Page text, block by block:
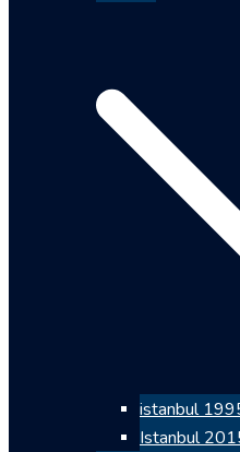
istanbul
Istanbul